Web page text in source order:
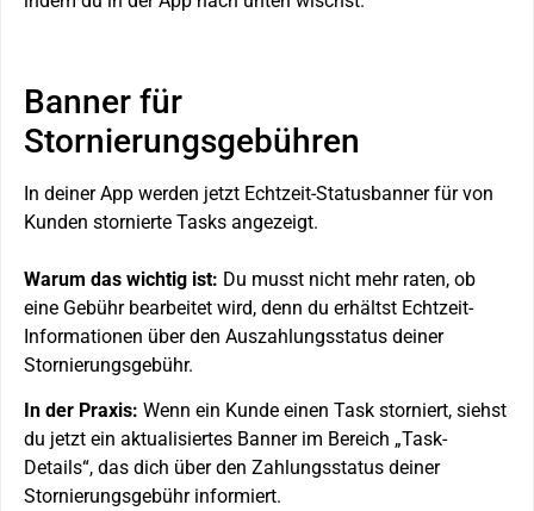
Banner für
Stornierungsgebühren
In deiner App werden jetzt Echtzeit-Statusbanner für von
Kunden stornierte Tasks angezeigt.
Warum das wichtig ist: Du musst nicht mehr raten, ob
eine Gebühr bearbeitet wird, denn du erhältst Echtzeit-
Informationen über den Auszahlungsstatus deiner
Stornierungsgebühr.
In der Praxis: Wenn ein Kunde einen Task storniert, siehst
du jetzt ein aktualisiertes Banner im Bereich „Task-
Details“, das dich über den Zahlungsstatus deiner
Stornierungsgebühr informiert.